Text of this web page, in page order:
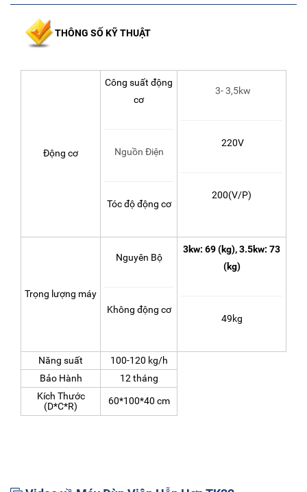
THÔNG SỐ KỸ THUẬT
Động cơ
Công suất động
cơ
Nguồn Điện
Tóc độ động cơ
3- 3,5kw
220V
200(V/P)
Trọng lượng máy
Nguyên Bộ
Không động cơ
3kw: 69 (kg), 3.5kw: 73
(kg)
49kg
Năng suất
100-120 kg/h
Bảo Hành
12 tháng
Kích Thước
(D*C*R)
60*100*40 cm